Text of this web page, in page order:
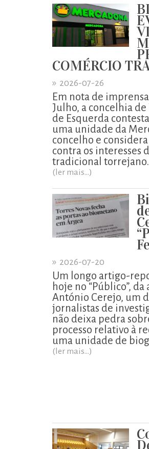
COMÉRCIO
» 2026-07-26
Em nota de
Julho, a concelhia de
de Esquerda
uma unidade da
concelho e considera
contra os interesses
tradicional torrejano.
(ler mais...)
» 2026-07-20
Um longo artigo-
hoje no “Público”,
António Cerejo, um
jornalistas de
não deixa pedra
processo relativo à
uma unidade de
(ler mais...)